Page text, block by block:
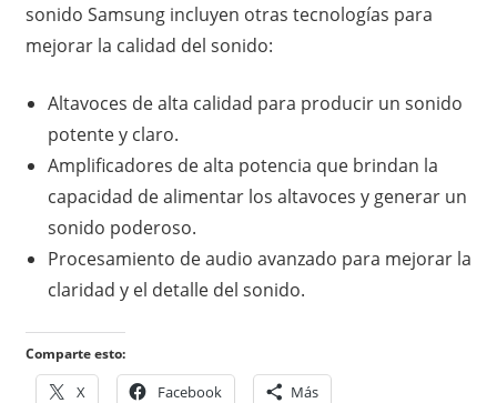
sonido Samsung incluyen otras tecnologías para
mejorar la calidad del sonido:
Altavoces de alta calidad para producir un sonido
potente y claro.
Amplificadores de alta potencia que brindan la
capacidad de alimentar los altavoces y generar un
sonido poderoso.
Procesamiento de audio avanzado para mejorar la
claridad y el detalle del sonido.
Comparte esto:
X Facebook Más